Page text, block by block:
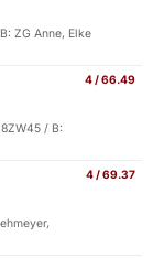
ZG Anne, Elke
4 / 66.49
/ B:
4 / 69.37